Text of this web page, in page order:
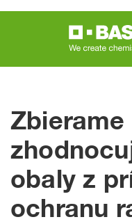
Zbierame
obaly z
ochranu